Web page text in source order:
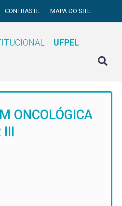
CONTRASTE MAPA DO SITE
UFPEL
ONCOLÓGICA
III